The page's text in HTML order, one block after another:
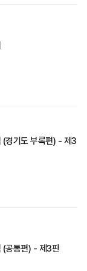
경기도 부록편) - 제3
(공통편) - 제3판